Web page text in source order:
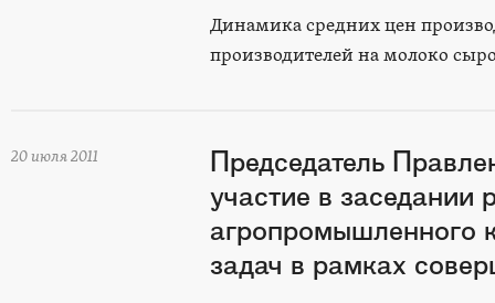
Динамика средних цен
производителей на молоко
20 июля 2011
Председатель
участие в заседании
агропромышленного
задач в рамках